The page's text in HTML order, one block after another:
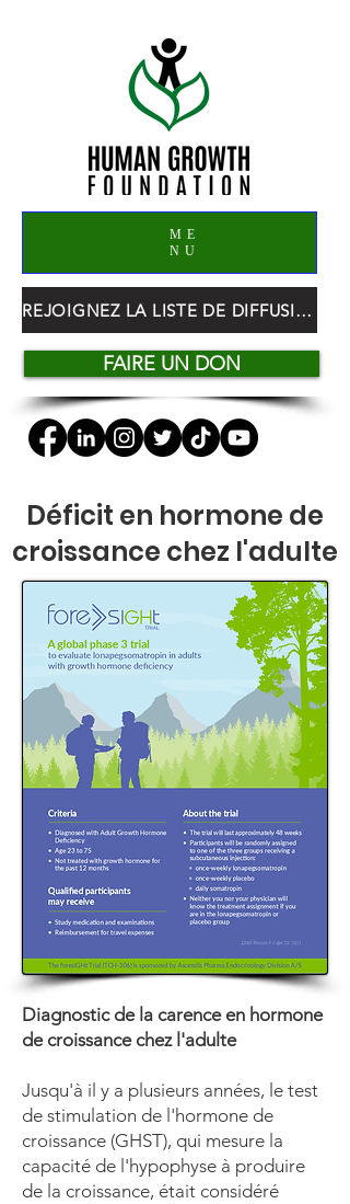
ME
NU
REJOIGNEZ LA LISTE DE DIFFUSION HGF
FAIRE UN DON
Déficit en hormone de
croissance chez l'adulte
Diagnostic de la carence en hormone
de croissance chez l'adulte
Jusqu'à il y a plusieurs années, le test
de stimulation de l'hormone de
croissance (GHST), qui mesure la
capacité de l'hypophyse à produire
de la croissance, était considéré